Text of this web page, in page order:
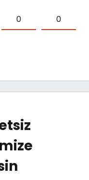
0 0